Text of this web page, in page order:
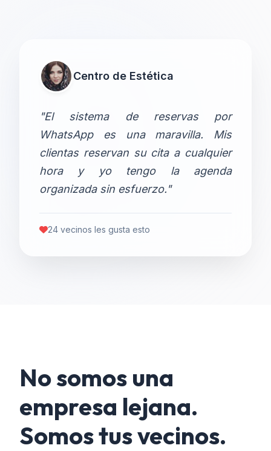
Centro de Estética
"El sistema de reservas por
WhatsApp es una maravilla. Mis
clientas reservan su cita a cualquier
hora y yo tengo la agenda
organizada sin esfuerzo."
24 vecinos les gusta esto
No somos una
empresa lejana.
Somos tus vecinos.